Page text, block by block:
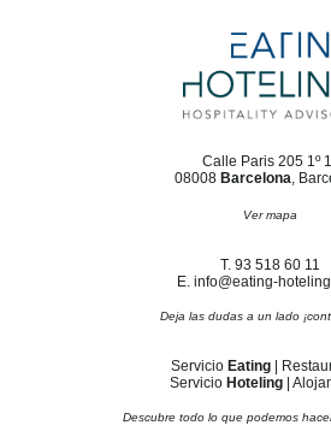
Calle Paris 205 1º
08008 Barcelona,
Ver mapa
T. 93 518 60 11
E. info@eating-
Deja las dudas a un lado
Servicio Eating|
Servicio Hoteling|
Descubre todo lo que podemos